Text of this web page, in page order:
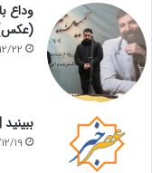
وداع
22
19